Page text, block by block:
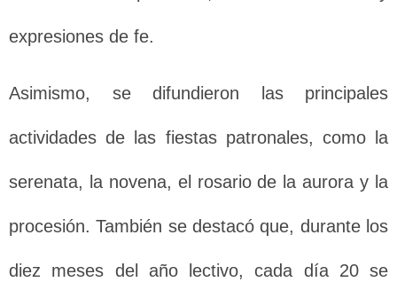
expresiones de fe.
Asimismo, se difundieron las principales
actividades de las fiestas patronales, como la
serenata, la novena, el rosario de la aurora y la
procesión. También se destacó que, durante los
diez meses del año lectivo, cada día 20 se